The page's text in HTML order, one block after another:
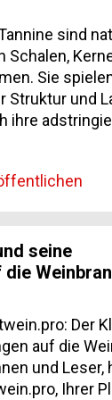
Kisten.
und
in
Unfi...
Ihre
von
aus den
an diesen
ihre
sind
Schalen,
Sie
Struktur und
ihre
Proteinen
Tannine, da
ein Zeichen
seine
Der
auf die
und Leser,
Ihrer